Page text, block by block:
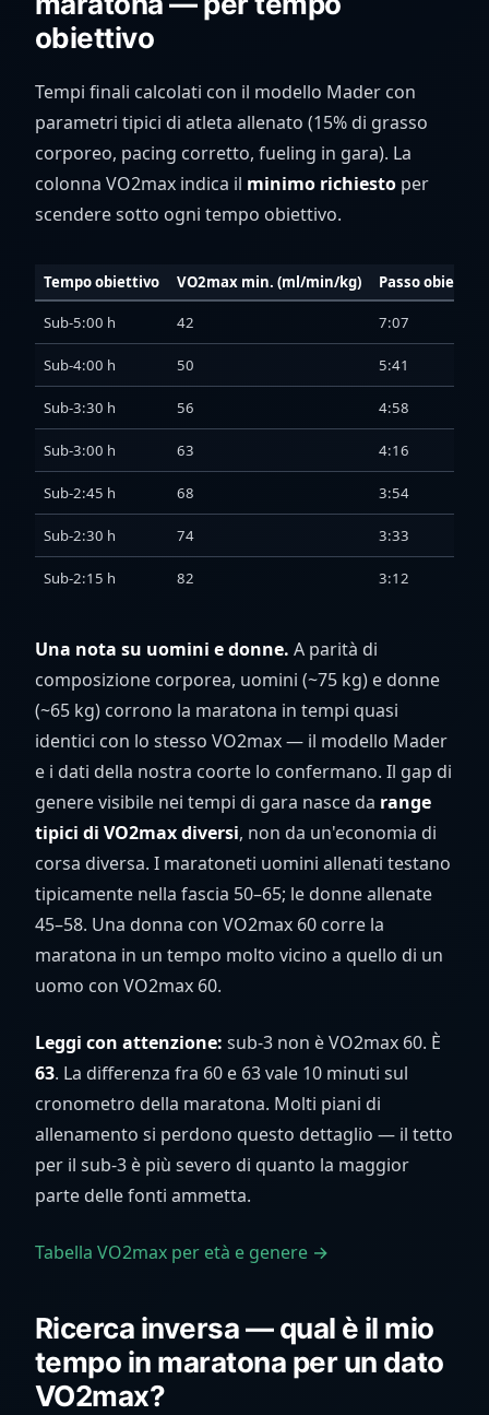
obiettivo
Tempi finali calcolati con il modello Mader con
parametri tipici di atleta allenato (15% di grasso
corporeo, pacing corretto, fueling in gara). La
colonna VO2max indica il minimo richiesto per
scendere sotto ogni tempo obiettivo.
Tempo obiettivo VO2max min. (ml/min/kg) Passo
Sub-5:00 h 42 7:07
Sub-4:00 h 50 5:41
Sub-3:30 h 56 4:58
Sub-3:00 h 63 4:16
Sub-2:45 h 68 3:54
Sub-2:30 h 74 3:33
Sub-2:15 h 82 3:12
Una nota su uomini e donne. A parità di
composizione corporea, uomini (~75 kg) e donne
(~65 kg) corrono la maratona in tempi quasi
identici con lo stesso VO2max — il modello Mader
e i dati della nostra coorte lo confermano. Il gap di
genere visibile nei tempi di gara nasce da range
tipici di VO2max diversi, non da un'economia di
corsa diversa. I maratoneti uomini allenati testano
tipicamente nella fascia 50–65; le donne allenate
45–58. Una donna con VO2max 60 corre la
maratona in un tempo molto vicino a quello di un
uomo con VO2max 60.
Leggi con attenzione: sub-3 non è VO2max 60. È
63. La differenza fra 60 e 63 vale 10 minuti sul
cronometro della maratona. Molti piani di
allenamento si perdono questo dettaglio — il tetto
per il sub-3 è più severo di quanto la maggior
parte delle fonti ammetta.
Tabella VO2max per età e genere →
Ricerca inversa — qual è il mio
tempo in maratona per un dato
VO2max?